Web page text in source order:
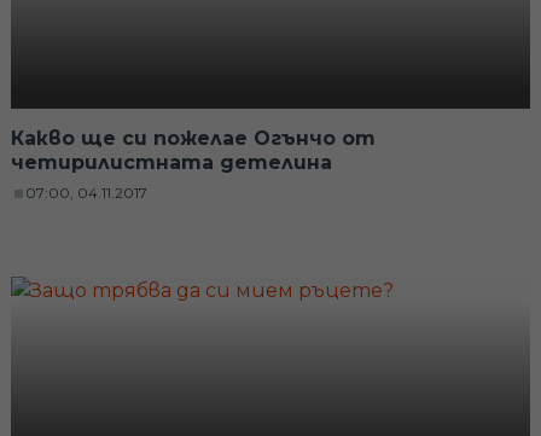
Какво ще си пожелае Огънчо от
четирилистната детелина
07:00, 04.11.2017